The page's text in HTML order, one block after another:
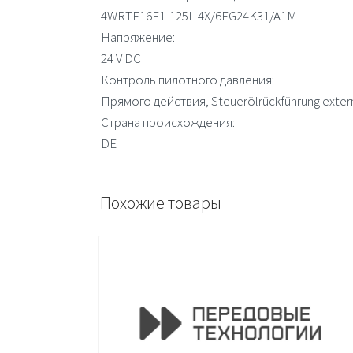
4WRTE16E1-125L-4X/6EG24K31/A1M
Напряжение:
24 V DC
Контроль пилотного давления:
Прямого действия, Steuerölrückführung
Страна происхождения:
DE
Похожие товары